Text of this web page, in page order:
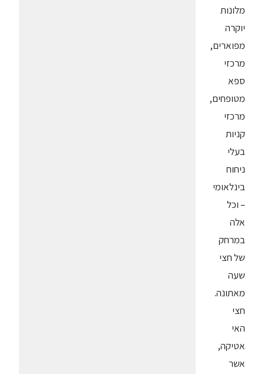
מלונות
יוקרה
מפוארים,
מרכזי
ספא
מטופחים,
מרכזי
קניות
בעלי
ניחוח
בינלאומי
– וכל
אלה
במרחק
של חצי
שעה
מאתונה.
חצי
האי
אטיקה,
אשר